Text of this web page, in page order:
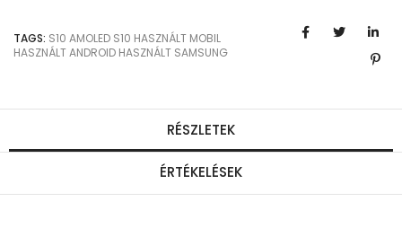
TAGS: S10 AMOLED S10 HASZNÁLT MOBIL
HASZNÁLT ANDROID HASZNÁLT SAMSUNG
RÉSZLETEK
ÉRTÉKELÉSEK